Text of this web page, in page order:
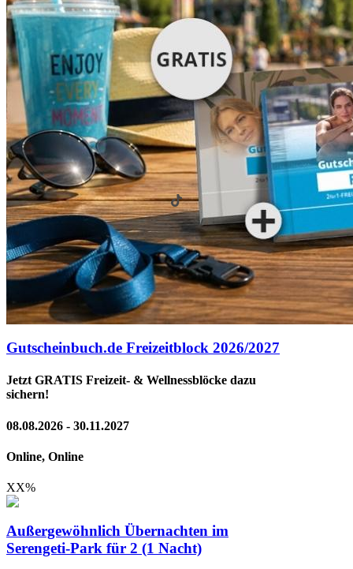
Gutscheinbuch.de Freizeitblock 2026/2027
Jetzt GRATIS Freizeit- & Wellnessblöcke dazu
sichern!
08.08.2026 - 30.11.2027
Online, Online
XX%
Außergewöhnlich Übernachten im
Serengeti-Park für 2 (1 Nacht)